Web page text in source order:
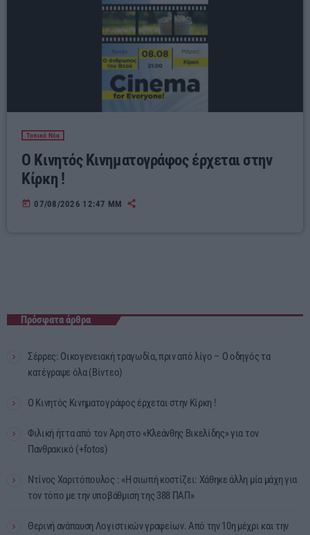
Τοπικά Νέα
Ο Κινητός Κινηματογράφος έρχεται στην
Κίρκη !
today 07/08/2026 12:47 ΜΜ
Πρόσφατα άρθρα
Σέρρες: Οικογενειακή τραγωδία, πριν από λίγο – Ο οδηγός τα
κατέγραψε όλα (Βίντεο)
Ο Κινητός Κινηματογράφος έρχεται στην Κίρκη !
Φιλική ήττα από τον Άρη στο «Κλεάνθης Βικελίδης» για τον
Πανθρακικό (+fotos)
Ντίνος Χαριτόπουλος : «Η σιωπή κοστίζει: Χάθηκε άλλη μία μάχη για
τον τόπο με την υποβάθμιση της 388 ΠΑΠ»
Θερινή ανάπαυση Λογιστικών γραφείων. Από την 10η μέχρι και την